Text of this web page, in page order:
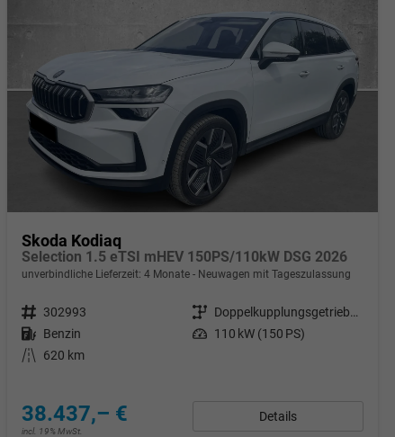
Skoda Kodiaq
Selection 1.5 eTSI mHEV 150PS/110kW DSG 2026
unverbindliche Lieferzeit: 4 Monate Neuwagen mit Tageszulassung
Fahrzeugnr. 302993 Getriebe
Doppelkupplungsgetriebe (DSG)
Kraftstoff Benzin Leistung 110 kW (150 PS)
Kilometerstand
620 km
38.437,– €
incl. 19% MwSt.
Details